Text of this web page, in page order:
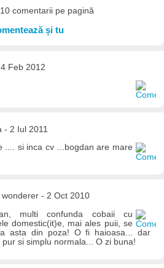
comentarii pe pagină
și tu
Feb 2012
- 2 Iul 2011
.... si inca cv ...bogdan are mare
wonderer - 2 Oct 2010
multi confunda cobaii cu
domestic(it)e, mai ales puii, se
asta din poza! O fi haioasa... dar
si simplu normala... O zi buna!